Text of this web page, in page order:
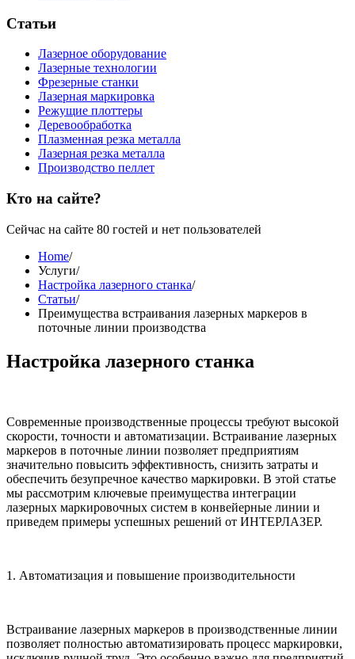
Статьи
Лазерное оборудование
Лазерные технологии
Фрезерные станки
Лазерная маркировка
Режущие плоттеры
Деревообработка
Плазменная резка металла
Лазерная резка металла
Производство пеллет
Кто на сайте?
Сейчас на сайте 80 гостей и нет пользователей
Home/
Услуги/
Настройка лазерного станка/
Статьи/
Преимущества встраивания лазерных маркеров в
поточные линии производства
Настройка лазерного станка
Современные производственные процессы требуют высокой
скорости, точности и автоматизации. Встраивание лазерных
маркеров в поточные линии позволяет предприятиям
значительно повысить эффективность, снизить затраты и
обеспечить безупречное качество маркировки. В этой статье
мы рассмотрим ключевые преимущества интеграции
лазерных маркировочных систем в конвейерные линии и
приведем примеры успешных решений от ИНТЕРЛАЗЕР.
1. Автоматизация и повышение производительности
Встраивание лазерных маркеров в производственные линии
позволяет полностью автоматизировать процесс маркировки,